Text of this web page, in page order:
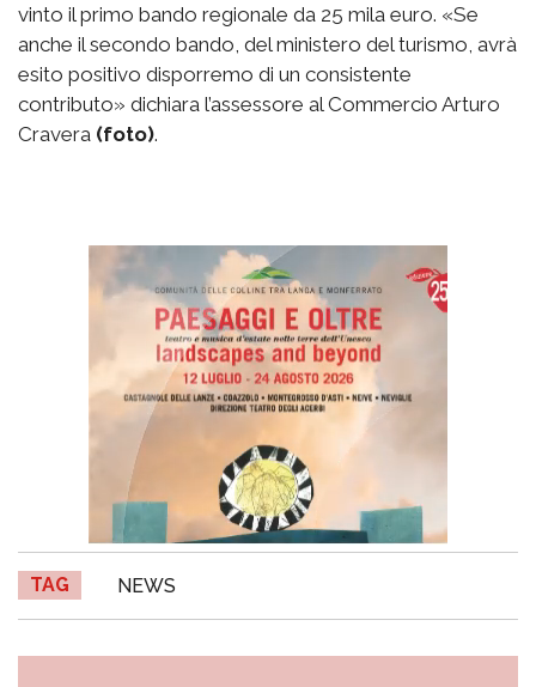
vinto il primo bando regionale da 25 mila euro. «Se
anche il secondo bando, del ministero del turismo, avrà
esito positivo disporremo di un consistente
contributo» dichiara l’assessore al Commercio Arturo
Cravera (foto).
TAG NEWS